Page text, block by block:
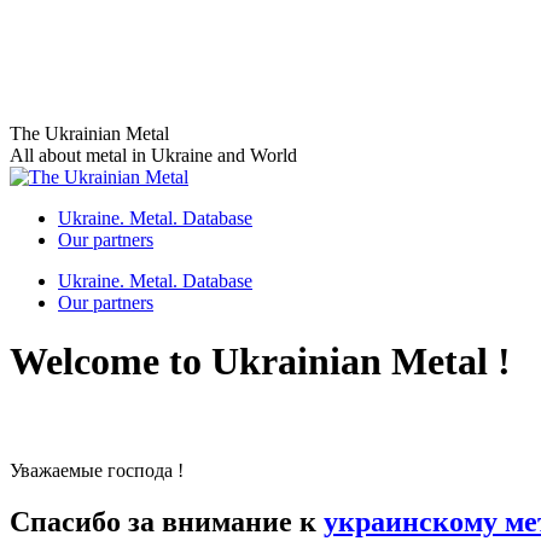
Skip
to
content
The Ukrainian Metal
All about metal in Ukraine and World
Ukraine. Metal. Database
Our partners
Ukraine. Metal. Database
Our partners
Welcome to Ukrainian Metal !
Уважаемые господа !
Спасибо за внимание к украинскому